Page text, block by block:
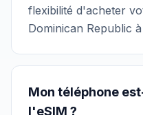
flexibilité d'acheter
Dominican Republic
Mon téléphone
l'eSIM ?